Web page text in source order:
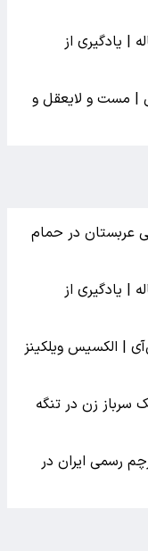
معلم زن با شاگرد ۱۷ ساله | یادگیری از
| مست و لایعقل و
عربستان در حمام
معلم زن با شاگرد ۱۷ ساله | یادگیری از
| الکسیس ویلکینز
زن در تنگه
رسمی ایران در